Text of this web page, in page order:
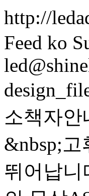
http://
Feed ko
소책자안
&nbsp;
뛰어납니